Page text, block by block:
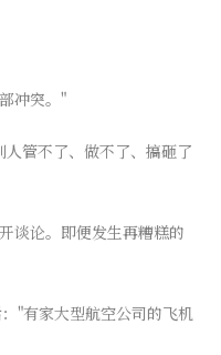
冲突。"
管不了、做不了、搞砸了
谈论。即便发生再糟糕的
"有家大型航空公司的飞机